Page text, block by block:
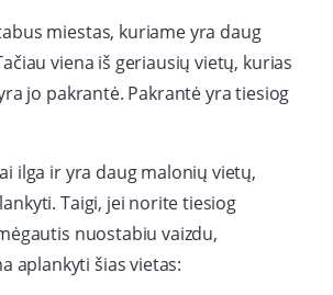
miestas, kuriame yra daug
viena iš geriausių vietų, kurias
jo pakrantė. Pakrantė yra tiesiog
ilga ir yra daug malonių vietų,
Taigi, jei norite tiesiog
nuostabiu vaizdu,
aplankyti šias vietas: